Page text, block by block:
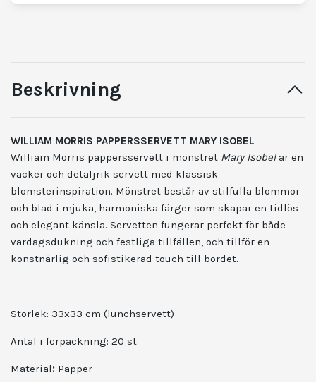
Beskrivning
WILLIAM MORRIS PAPPERSSERVETT MARY ISOBEL
William Morris pappersservett i mönstret Mary Isobelär en
vacker och detaljrik servett med klassisk
blomsterinspiration. Mönstret består av stilfulla blommor
och blad i mjuka, harmoniska färger som skapar en tidlös
och elegant känsla. Servetten fungerar perfekt för både
vardagsdukning och festliga tillfällen, och tillför en
konstnärlig och sofistikerad touch till bordet.
Storlek: 33x33 cm (lunchservett)
Antal i förpackning: 20 st
Material: Papper